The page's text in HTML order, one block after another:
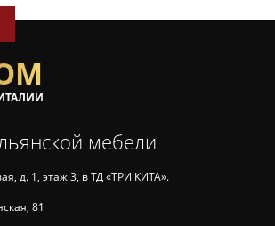
мебели
д. 1, этаж 3, в ТД «ТРИ КИТА».
81